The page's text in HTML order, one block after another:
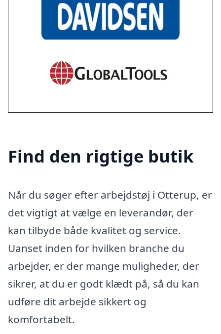
Find den rigtige butik
Når du søger efter arbejdstøj i Otterup, er
det vigtigt at vælge en leverandør, der
kan tilbyde både kvalitet og service.
Uanset inden for hvilken branche du
arbejder, er der mange muligheder, der
sikrer, at du er godt klædt på, så du kan
udføre dit arbejde sikkert og
komfortabelt.